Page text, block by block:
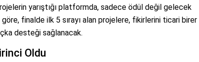
yarıştığı platformda, sadece ödül değil gelecek
finalde ilk 5 sırayı alan projelere, fikirlerini ticari birer
desteği sağlanacak.
Oldu